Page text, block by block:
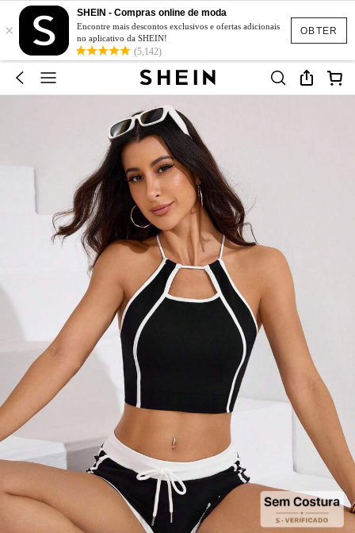
OBTER
×
SHEIN - Compras online de moda
Encontre mais descontos exclusivos e ofertas adicionais
no aplicativo da SHEIN!
(5,142)